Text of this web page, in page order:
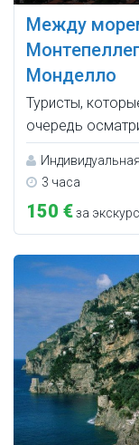
Между
Монделло
Туристы,
очередь
Индивидуальная
3 часа
150 €за